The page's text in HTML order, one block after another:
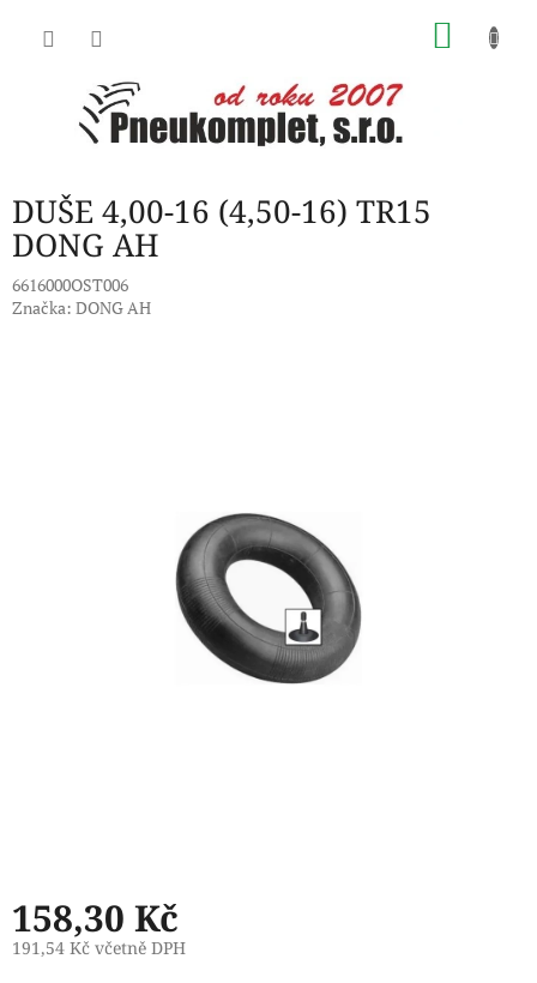
DUŠE 4,00-16 (4,50-16) TR15
DONG AH
6616000OST006
Značka: DONG AH
158,30 Kč
191,54 Kč včetně DPH